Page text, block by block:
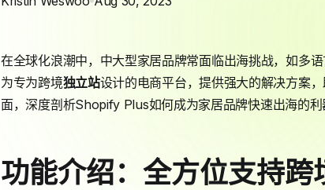
在全球化浪潮中，中大型家居品牌常面临出海挑战，如多
为专为跨境独立站设计的电商平台，提供强大的解决方案
面，深度剖析Shopify Plus如何成为家居品牌快速出海的利
功能介绍：全方位支持跨